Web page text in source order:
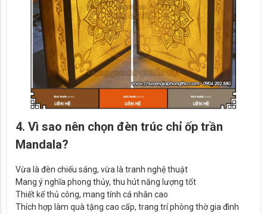
4. Vì sao nên chọn đèn trúc chỉ ốp trần
Mandala?
Vừa là đèn chiếu sáng, vừa là tranh nghệ thuật
Mang ý nghĩa phong thủy, thu hút năng lượng tốt
Thiết kế thủ công, mang tính cá nhân cao
Thích hợp làm quà tặng cao cấp, trang trí phòng thờ gia đình